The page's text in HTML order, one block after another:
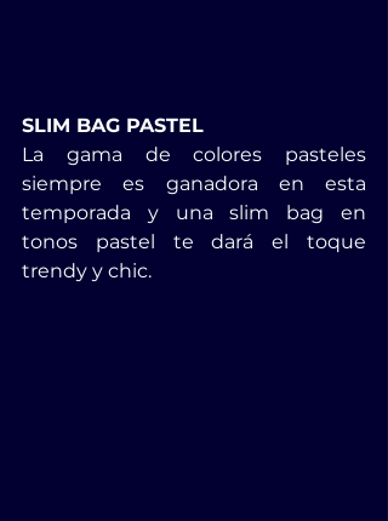
SLIM BAG PASTEL
La gama de colores pasteles
siempre es ganadora en esta
temporada y una slim bag en
tonos pastel te dará el toque
trendy y chic.